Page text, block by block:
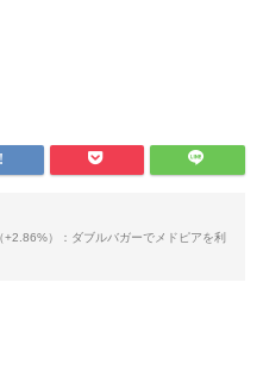
）：ダブルバガーでメドピアを利